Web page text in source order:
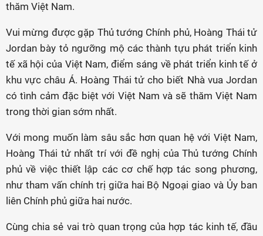
thăm Việt Nam.
Vui mừng được gặp Thủ tướng Chính phủ, Hoàng Thái tử
Jordan bày tỏ ngưỡng mộ các thành tựu phát triển kinh
tế xã hội của Việt Nam, điểm sáng về phát triển kinh tế ở
khu vực châu Á. Hoàng Thái tử cho biết Nhà vua Jordan
có tình cảm đặc biệt với Việt Nam và sẽ thăm Việt Nam
trong thời gian sớm nhất.
Với mong muốn làm sâu sắc hơn quan hệ với Việt Nam,
Hoàng Thái tử nhất trí với đề nghị của Thủ tướng Chính
phủ về việc thiết lập các cơ chế hợp tác song phương,
như tham vấn chính trị giữa hai Bộ Ngoại giao và Ủy ban
liên Chính phủ giữa hai nước.
Cùng chia sẻ vai trò quan trọng của hợp tác kinh tế, đầu